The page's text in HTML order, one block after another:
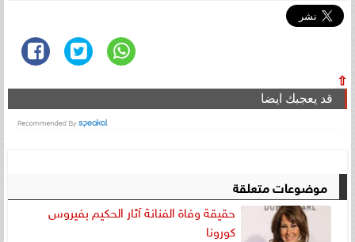
⇧
قد يعجبك ايضا
موضوعات متعلقة
حقيقة وفاة الفنانة آثار الحكيم بفيروس
كورونا